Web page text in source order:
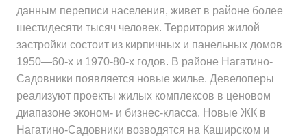
данным переписи населения, живет в районе более
шестидесяти тысяч человек. Территория жилой
застройки состоит из кирпичных и панельных домов
1950—60-х и 1970-80-х годов. В районе Нагатино-
Садовники появляется новые жилье. Девелоперы
реализуют проекты жилых комплексов в ценовом
диапазоне эконом- и бизнес-класса. Новые ЖК в
Нагатино-Садовники возводятся на Каширском и